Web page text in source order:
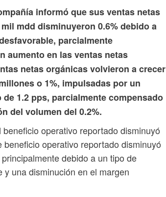
informó que sus ventas netas
mdd disminuyeron 0.6% debido a
parcialmente
aumento en las ventas netas
netas orgánicas volvieron a crecer
o 1%, impulsadas por un
1.2 pps, parcialmente compensado
del volumen del 0.2%.
operativo reportado disminuyó
beneficio operativo reportado disminuyó
debido a un tipo de
y una disminución en el margen